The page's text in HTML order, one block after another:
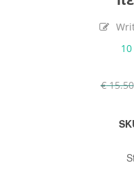
€15.50